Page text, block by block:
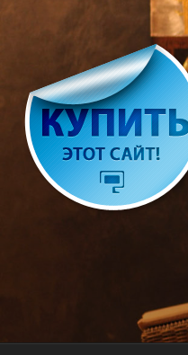
Перейти
содержимому